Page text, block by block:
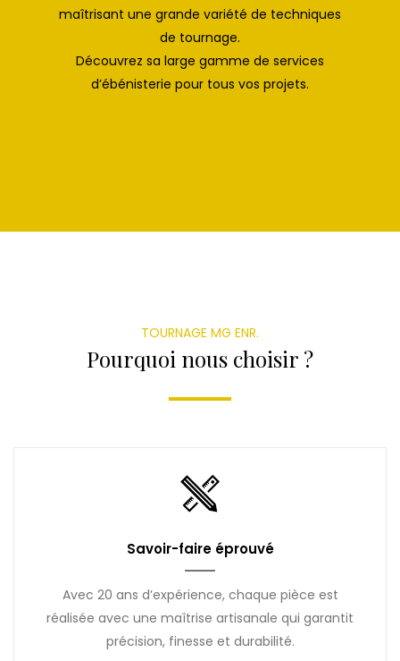
maîtrisant une grande variété de techniques
de tournage.
Découvrez sa large gamme de services
d’ébénisterie pour tous vos projets.
TOURNAGE MG ENR.
Pourquoi nous choisir ?
Savoir-faire éprouvé
Avec 20 ans d’expérience, chaque pièce est
réalisée avec une maîtrise artisanale qui garantit
précision, finesse et durabilité.